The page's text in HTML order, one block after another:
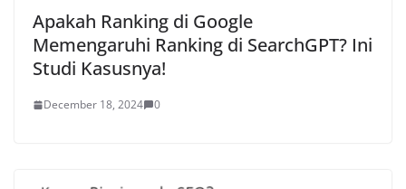
Apakah Ranking di Google
Memengaruhi Ranking di SearchGPT? Ini
Studi Kasusnya!
December 18, 2024 0